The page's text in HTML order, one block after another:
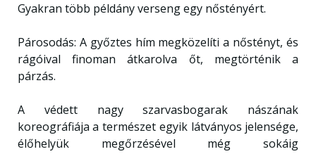
Gyakran több példány verseng egy nőstényért.
Párosodás: A győztes hím megközelíti a nőstényt, és
rágóival finoman átkarolva őt, megtörténik a
párzás.
A védett nagy szarvasbogarak nászának
koreográfiája a természet egyik látványos jelensége,
élőhelyük megőrzésével még sokáig